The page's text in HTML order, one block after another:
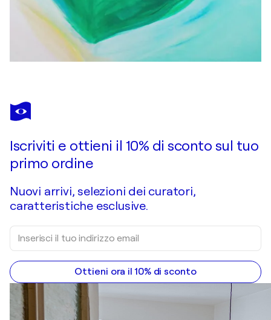
Iscriviti e ottieni il 10% di sconto sul tuo
primo ordine
Nuovi arrivi, selezioni dei curatori,
caratteristiche esclusive.
Ottieni ora il 10% di sconto